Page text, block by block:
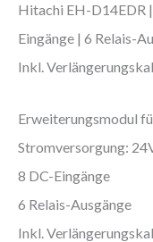
Hitachi EH-D14EDR
Eingänge | 6 Relais-
Inkl.
Erweiterungsmodul
Stromversorgung:
8 DC-Eingänge
6 Relais-Ausgänge
Inkl.